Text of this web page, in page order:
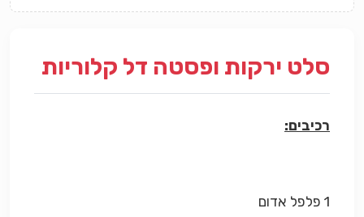
סלט ירקות ופסטה דל קלוריות
רכיבים:
1 פלפל אדום